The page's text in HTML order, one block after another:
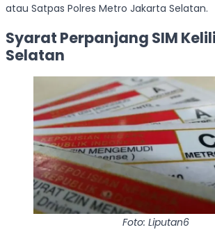
atau Satpas Polres Metro Jakarta Selatan.
Syarat Perpanjang SIM
Selatan
Foto: Liputan6